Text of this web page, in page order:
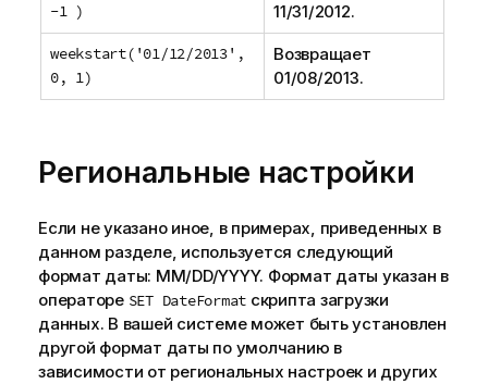
-1 )
11/31/2012.
weekstart('01/12/2013',
0, 1)
Возвращает
01/08/2013.
Региональные настройки
Если не указано иное, в примерах, приведенных в
данном разделе, используется следующий
формат даты: MM/DD/YYYY. Формат даты указан в
операторе SET DateFormat скрипта загрузки
данных. В вашей системе может быть установлен
другой формат даты по умолчанию в
зависимости от региональных настроек и других